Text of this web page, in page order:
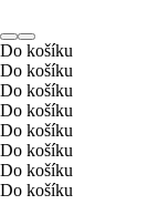
Do košíku
Do košíku
Do košíku
Do košíku
Do košíku
Do košíku
Do košíku
Do košíku